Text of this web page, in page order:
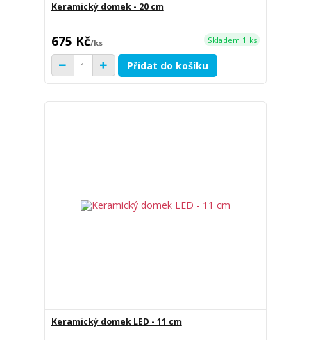
Keramický domek - 20 cm
675 Kč/ks Skladem 1 ks
Přidat do košíku
Keramický domek LED - 11 cm